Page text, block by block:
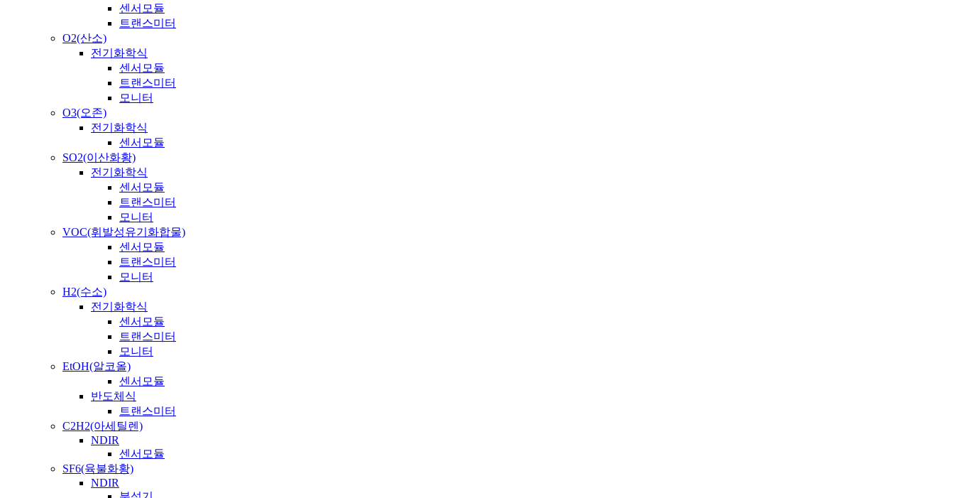
센서모듈
트랜스미터
O2(산소)
전기화학식
센서모듈
트랜스미터
모니터
O3(오존)
전기화학식
센서모듈
SO2(이산화황)
전기화학식
센서모듈
트랜스미터
모니터
VOC(휘발성유기화합물)
센서모듈
트랜스미터
모니터
H2(수소)
전기화학식
센서모듈
트랜스미터
모니터
EtOH(알코올)
센서모듈
반도체식
트랜스미터
C2H2(아세틸렌)
NDIR
센서모듈
SF6(육불화황)
NDIR